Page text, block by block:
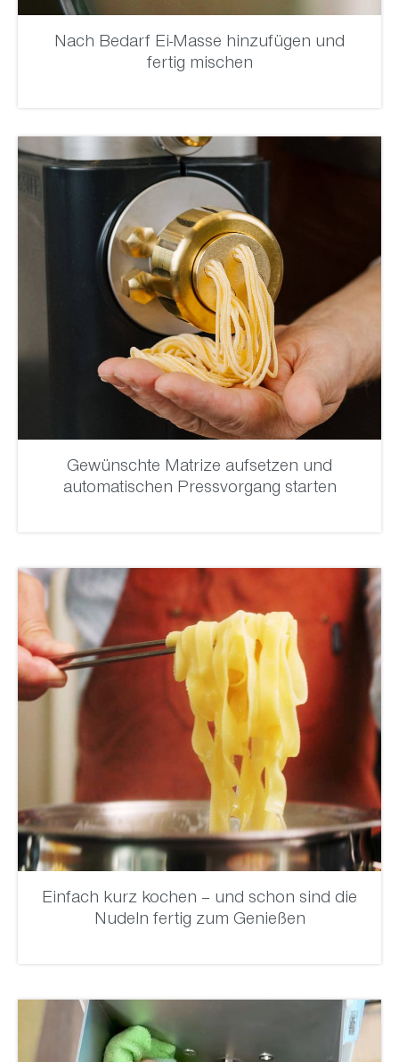
Nach Bedarf Ei-Masse hinzufügen und
fertig mischen
Gewünschte Matrize aufsetzen und
automatischen Pressvorgang starten
Einfach kurz kochen – und schon sind die
Nudeln fertig zum Genießen